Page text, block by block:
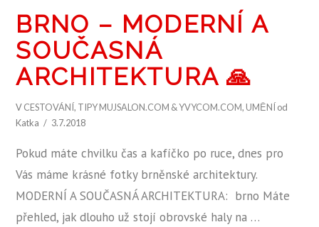
BRNO – MODERNÍ A
SOUČASNÁ
ARCHITEKTURA 🙏
VCESTOVÁNÍ, TIPY MUJSALON.COM & YVYCOM.COM, UMĚNÍ od
Katka
3.7.2018
Pokud máte chvilku čas a kafíčko po ruce, dnes pro
Vás máme krásné fotky brněnské architektury.
MODERNÍ A SOUČASNÁ ARCHITEKTURA: brno Máte
přehled, jak dlouho už stojí obrovské haly na …